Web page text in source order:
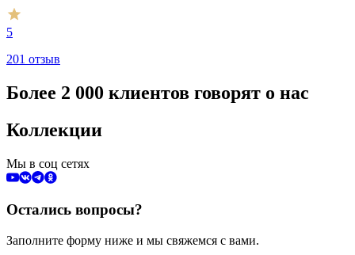
5
201 отзыв
Более 2 000 клиентов говорят о нас
Коллекции
Мы в соц сетях
Остались вопросы?
Заполните форму ниже и мы свяжемся с вами.